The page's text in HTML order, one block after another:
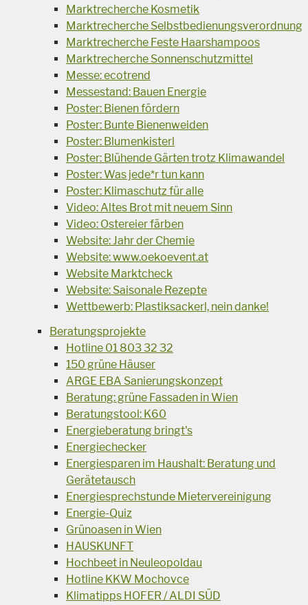
Marktrecherche Kosmetik
Marktrecherche Selbstbedienungsverordnung
Marktrecherche Feste Haarshampoos
Marktrecherche Sonnenschutzmittel
Messe: ecotrend
Messestand: Bauen Energie
Poster: Bienen fördern
Poster: Bunte Bienenweiden
Poster: Blumenkisterl
Poster: Blühende Gärten trotz Klimawandel
Poster: Was jede*r tun kann
Poster: Klimaschutz für alle
Video: Altes Brot mit neuem Sinn
Video: Ostereier färben
Website: Jahr der Chemie
Website: www.oekoevent.at
Website Marktcheck
Website: Saisonale Rezepte
Wettbewerb: Plastiksackerl, nein danke!
Beratungsprojekte
Hotline 01 803 32 32
150 grüne Häuser
ARGE EBA Sanierungskonzept
Beratung: grüne Fassaden in Wien
Beratungstool: K60
Energieberatung bringt's
Energiechecker
Energiesparen im Haushalt: Beratung und
Gerätetausch
Energiesprechstunde Mietervereinigung
Energie-Quiz
Grünoasen in Wien
HAUSKUNFT
Hochbeet in Neuleopoldau
Hotline KKW Mochovce
Klimatipps HOFER / ALDI SÜD